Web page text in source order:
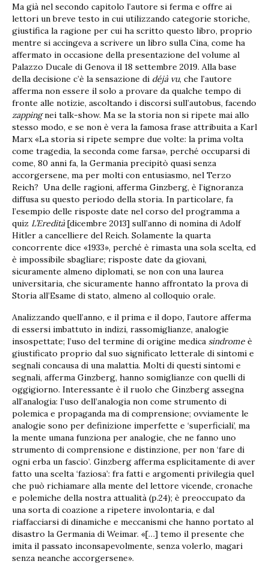
Ma già nel secondo capitolo l’autore si ferma e offre ai
lettori un breve testo in cui utilizzando categorie storiche,
giustifica la ragione per cui ha scritto questo libro, proprio
mentre si accingeva a scrivere un libro sulla Cina, come ha
affermato in occasione della presentazione del volume al
Palazzo Ducale di Genova il 18 settembre 2019. Alla base
della decisione c’è la sensazione di déjà vu, che l’autore
afferma non essere il solo a provare da qualche tempo di
fronte alle notizie, ascoltando i discorsi sull’autobus, facendo
zappingnei talk-show. Ma se la storia non si ripete mai allo
stesso modo, e se non è vera la famosa frase attribuita a Karl
Marx «La storia si ripete sempre due volte: la prima volta
come tragedia, la seconda come farsa», perché occuparsi di
come, 80 anni fa, la Germania precipitò quasi senza
accorgersene, ma per molti con entusiasmo, nel Terzo
Reich? Una delle ragioni, afferma Ginzberg, è l’ignoranza
diffusa su questo periodo della storia. In particolare, fa
l’esempio delle risposte date nel corso del programma a
quiz L’Eredità[dicembre 2013] sull’anno di nomina di Adolf
Hitler a cancelliere del Reich. Solamente la quarta
concorrente dice «1933», perché è rimasta una sola scelta, ed
è impossibile sbagliare; risposte date da giovani,
sicuramente almeno diplomati, se non con una laurea
universitaria, che sicuramente hanno affrontato la prova di
Storia all’Esame di stato, almeno al colloquio orale.
Analizzando quell’anno, e il prima e il dopo, l’autore afferma
di essersi imbattuto in indizi, rassomiglianze, analogie
insospettate; l’uso del termine di origine medica sindrome è
giustificato proprio dal suo significato letterale di sintomi e
segnali concausa di una malattia. Molti di questi sintomi e
segnali, afferma Ginzberg, hanno somiglianze con quelli di
oggigiorno. Interessante è il ruolo che Ginzberg assegna
all’analogia: l’uso dell’analogia non come strumento di
polemica e propaganda ma di comprensione; ovviamente le
analogie sono per definizione imperfette e ‘superficiali’, ma
la mente umana funziona per analogie, che ne fanno uno
strumento di comprensione e distinzione, per non ‘fare di
ogni erba un fascio’. Ginzberg afferma esplicitamente di aver
fatto una scelta ‘faziosa’: fra fatti e argomenti privilegia quel
che può richiamare alla mente del lettore vicende, cronache
e polemiche della nostra attualità (p.24); è preoccupato da
una sorta di coazione a ripetere involontaria, e dal
riaffacciarsi di dinamiche e meccanismi che hanno portato al
disastro la Germania di Weimar. «[…] temo il presente che
imita il passato inconsapevolmente, senza volerlo, magari
senza neanche accorgersene».